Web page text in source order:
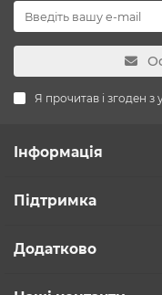
Я прочитав і згоден з
Інформація
Підтримка
Додатково